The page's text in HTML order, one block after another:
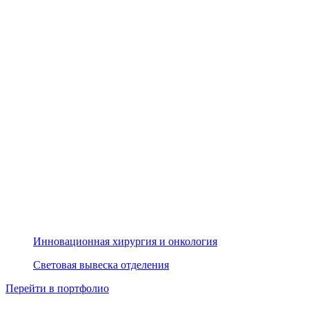
Инновационная хирургия и онкология
Световая вывеска отделения
Перейти в портфолио